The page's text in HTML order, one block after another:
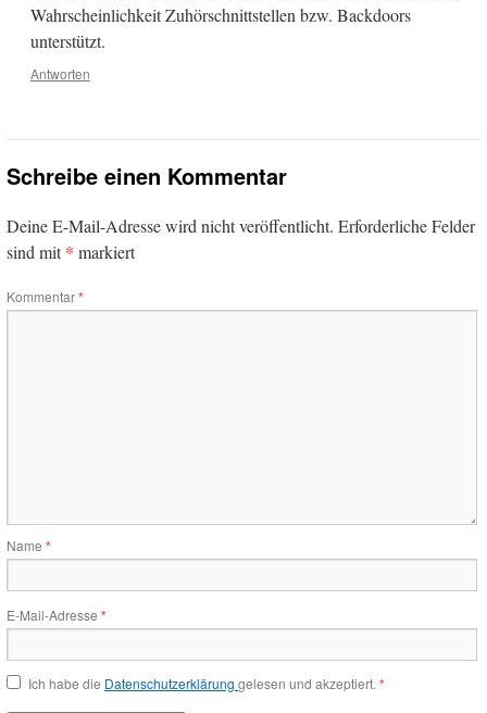
Wahrscheinlichkeit Zuhörschnittstellen bzw. Backdoors
unterstützt.
Antworten
Schreibe einen Kommentar
Deine E-Mail-Adresse wird nicht veröffentlicht. Erforderliche Felder
sind mit* markiert
Kommentar*
Name *
E-Mail-Adresse *
Ich habe die Datenschutzerklärung gelesen und akzeptiert. *